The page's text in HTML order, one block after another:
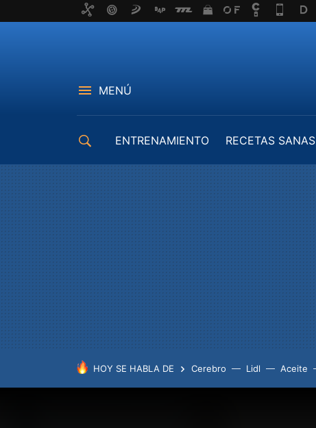
MENÚ
ENTRENAMIENTO RECETAS SANAS
HOY SE HABLA DE Cerebro Lidl Aceite